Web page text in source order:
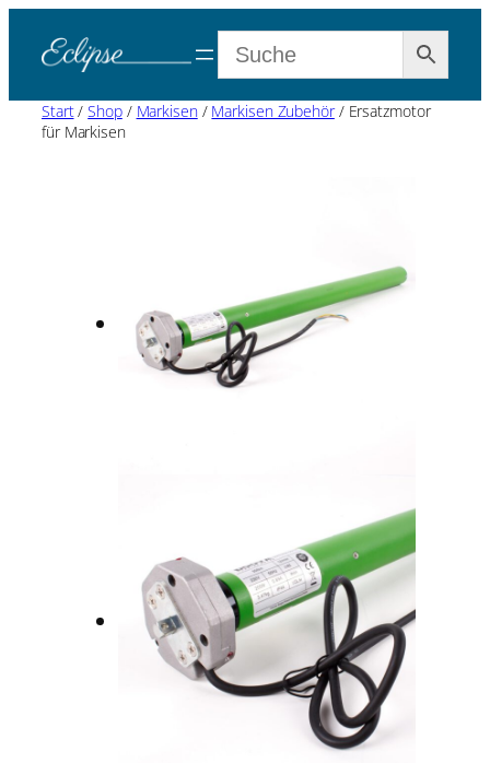
Start/Shop/ Markisen/ Markisen Zubehör/ Ersatzmotor
für Markisen